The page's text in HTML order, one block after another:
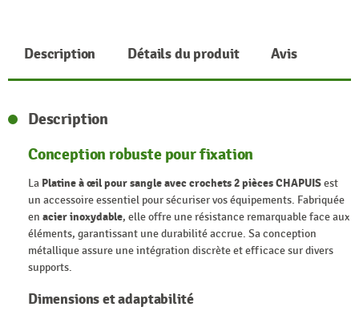
Description Détails du produit Avis
Description
Conception robuste pour fixation
La Platine à œil pour sangle avec crochets 2 pièces CHAPUISest
un accessoire essentiel pour sécuriser vos équipements. Fabriquée
en acier inoxydable, elle offre une résistance remarquable face aux
éléments, garantissant une durabilité accrue. Sa conception
métallique assure une intégration discrète et efficace sur divers
supports.
Dimensions et adaptabilité